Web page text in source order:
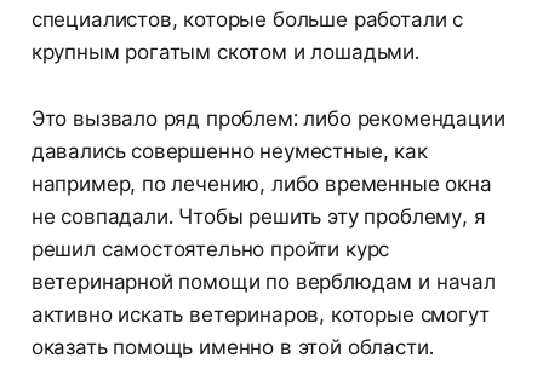
специалистов, которые больше работали с
крупным рогатым скотом и лошадьми.
Это вызвало ряд проблем: либо рекомендации
давались совершенно неуместные, как
например, по лечению, либо временные окна
не совпадали. Чтобы решить эту проблему, я
решил самостоятельно пройти курс
ветеринарной помощи по верблюдам и начал
активно искать ветеринаров, которые смогут
оказать помощь именно в этой области.